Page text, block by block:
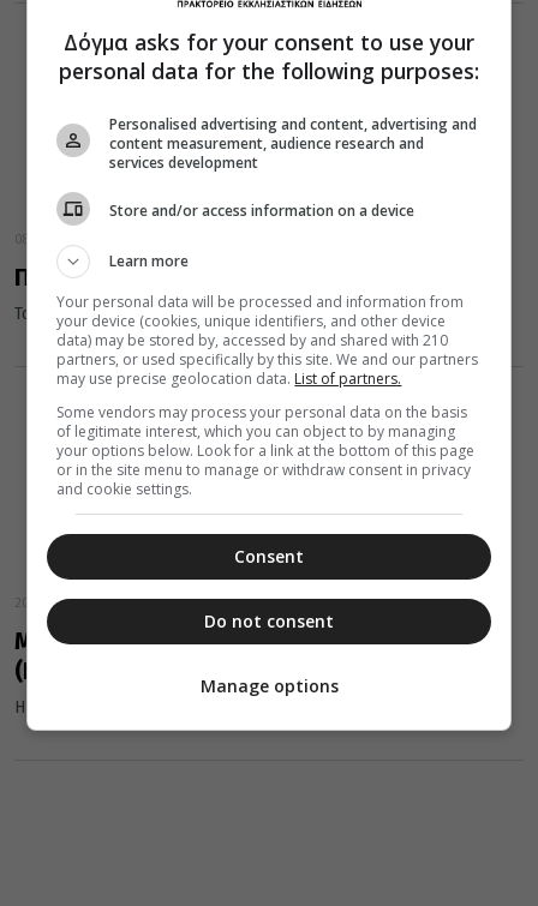
08 Οκτωβρίου 2025
Πίεση και πνευματική ζωή
Του Δημητρίου Λυκούδη
20 Σεπτεμβρίου 2025
Μην αφήνεις τη διάθεση της μετανοίας
(Βίντεο)
Η προαίρεση και η μετάνοια
Δόγμα asks for your consent to use your
personal data for the following purposes:
Personalised advertising and content, advertising and
content measurement, audience research and
services development
Store and/or access information on a device
Learn more
Your personal data will be processed and information from
your device (cookies, unique identifiers, and other device
data) may be stored by, accessed by and shared with 210
partners, or used specifically by this site. We and our partners
may use precise geolocation data. List of partners.
Some vendors may process your personal data on the basis
of legitimate interest, which you can object to by managing
your options below. Look for a link at the bottom of this page
or in the site menu to manage or withdraw consent in privacy
and cookie settings.
Consent
Do not consent
Manage options